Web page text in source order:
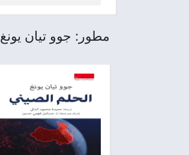
مطور: جوو تيان يونغ